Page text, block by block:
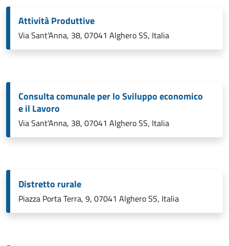
Attività Produttive
Via Sant'Anna, 38, 07041 Alghero SS, Italia
Consulta comunale per lo Sviluppo economico
e il Lavoro
Via Sant'Anna, 38, 07041 Alghero SS, Italia
Distretto rurale
Piazza Porta Terra, 9, 07041 Alghero SS, Italia